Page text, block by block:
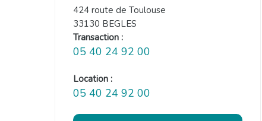
424 route de Toulouse
33130 BEGLES
Transaction :
05 40 24 92 00
Location :
05 40 24 92 00